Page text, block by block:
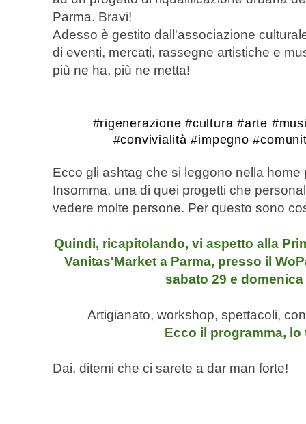
Parma. Bravi!
Adesso è gestito dall'associazione
di eventi, mercati, rassegne artistiche e
più ne ha, più ne metta!
#rigenerazione #cultura #arte
#convivialità #impegno
Ecco gli ashtag che si leggono nella
Insomma, una di quei progetti che
vedere molte persone. Per questo sono
Quindi, ricapitolando, vi aspetto alla
Vanitas'Market a Parma, presso il
sabato 29 e
Artigianato, workshop, spettacoli,
Ecco il programma,
Dai, ditemi che ci sarete a dar man forte!